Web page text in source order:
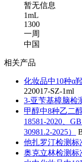
暂无信息
1mL
1300
一周
中国
相关产品
化妆品中10种α
220017-SZ-1ml
3-亚苄基樟脑检
甲醇中8种乙二
18581-2020、
30981.2-2025）
他扎罗汀检测标
奥克立林检测标